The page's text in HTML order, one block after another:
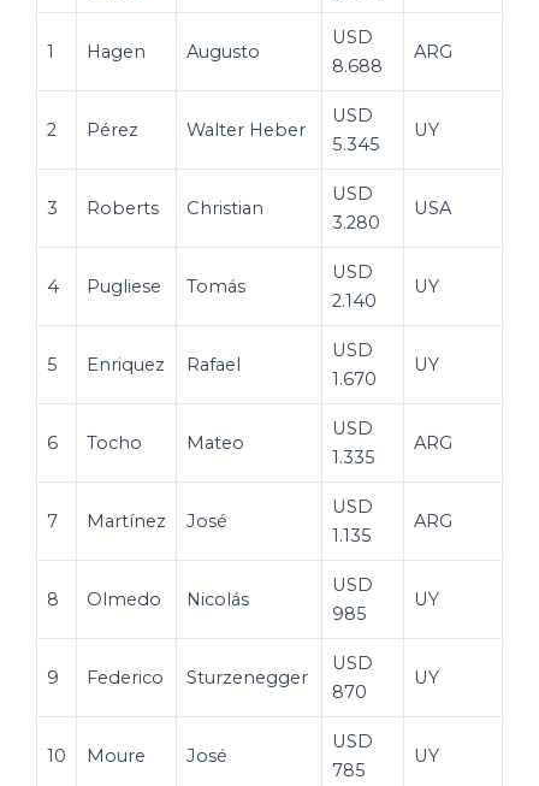
1 Hagen Augusto
USD
8.688
ARG
2 Pérez Walter Heber
USD
5.345
UY
3 Roberts Christian
USD
3.280
USA
4 Pugliese Tomás
USD
2.140
UY
5 Enriquez Rafael
USD
1.670
UY
6 Tocho Mateo
USD
1.335
ARG
7 Martínez José
USD
1.135
ARG
8 Olmedo Nicolás
USD
985
UY
9 Federico Sturzenegger
USD
870
UY
10 Moure José
USD
785
UY